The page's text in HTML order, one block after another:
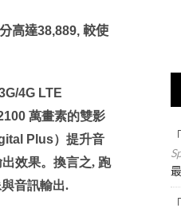
高達38,889, 較使
4G LTE
萬畫素的雙影
Plus）提升音
效果。換言之, 跑
音訊輸出.
「
「